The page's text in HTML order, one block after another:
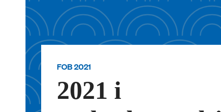
FOB 2021
2021 i